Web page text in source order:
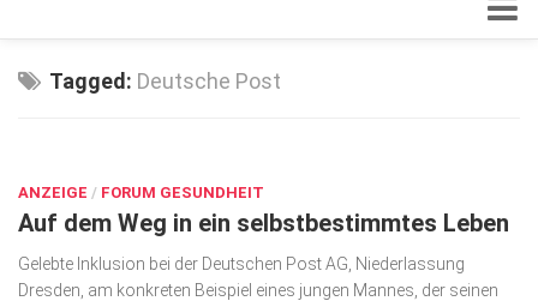
Orthopädie
Schönheit & Wohlbefinden
Special
Tagged: Deutsche Post
ANZEIGE / FORUM GESUNDHEIT
Auf dem Weg in ein selbstbestimmtes Leben
Gelebte Inklusion bei der Deutschen Post AG, Niederlassung
Dresden, am konkreten Beispiel eines jungen Mannes, der seinen